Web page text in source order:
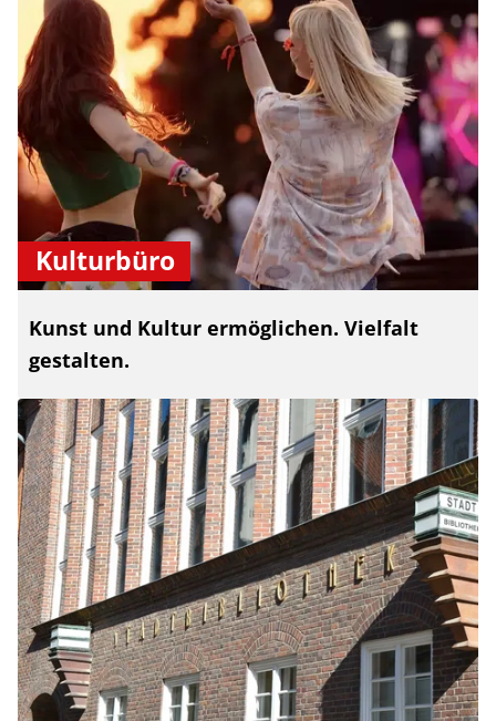
Kulturbüro
Kunst und Kultur ermöglichen. Vielfalt
gestalten.